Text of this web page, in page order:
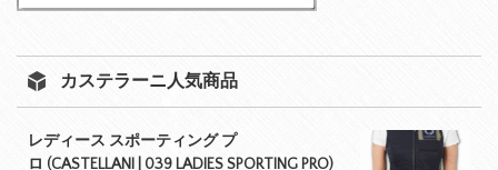
カステラーニ人気商品
レディース スポーティング プ
ロ (CASTELLANI | 039 LADIES SPORTING PRO)